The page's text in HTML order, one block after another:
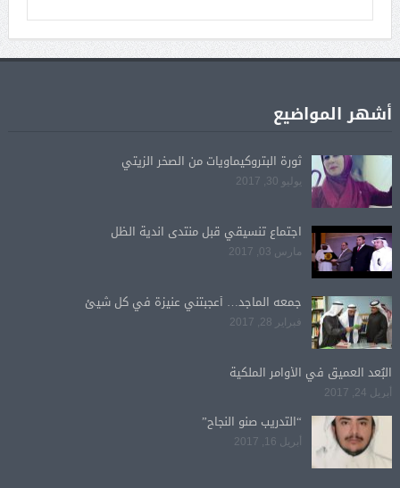
أشهر المواضيع
ثورة البتروكيماويات من الصخر الزيتي
يوليو 30, 2017
اجتماع تنسيقي قبل منتدى اندية الظل
مارس 03, 2017
جمعه الماجد… أعجبتني عنيزة في كل شيئ
فبراير 28, 2017
البُعد العميق في الأوامر الملكية
أبريل 24, 2017
“التدريب صنو النجاح”
أبريل 16, 2017